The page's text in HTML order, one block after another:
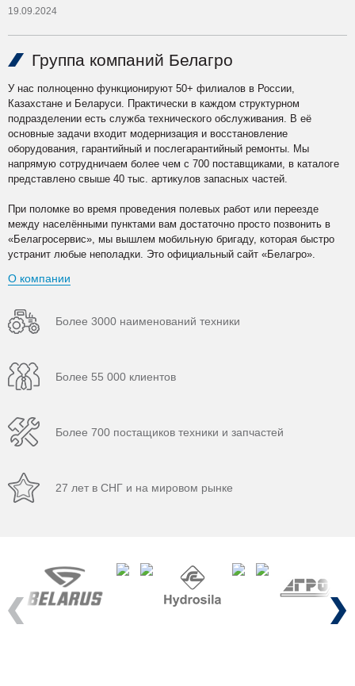
19.09.2024
Группа компаний Белагро
У нас полноценно функционируют 50+ филиалов в России,
Казахстане и Беларуси. Практически в каждом структурном
подразделении есть служба технического обслуживания. В её
основные задачи входит модернизация и восстановление
оборудования, гарантийный и послегарантийный ремонты. Мы
напрямую сотрудничаем более чем с 700 поставщиками, в каталоге
представлено свыше 40 тыс. артикулов запасных частей.
При поломке во время проведения полевых работ или переезде
между населёнными пунктами вам достаточно просто позвонить в
«Белагросервис», мы вышлем мобильную бригаду, которая быстро
устранит любые неполадки. Это официальный сайт «Белагро».
О компании
Более 3000 наименований техники
Более 55 000 клиентов
Более 700 постащиков техники и запчастей
27 лет в СНГ и на мировом рынке
Previous Next